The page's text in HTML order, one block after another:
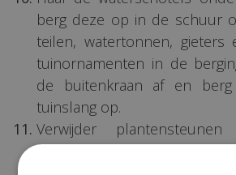
berg deze op in de schuur
teilen, watertonnen, gieters
tuinornamenten in de
de buitenkraan af en
tuinslang op.
Verwijder
planten en bind scheuten